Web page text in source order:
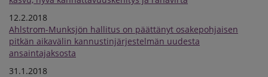
12.2.2018
Ahlstrom-Munksjön hallitus on päättänyt osakepohjaisen
pitkän aikavälin kannustinjärjestelmän uudesta
ansaintajaksosta
31.1.2018